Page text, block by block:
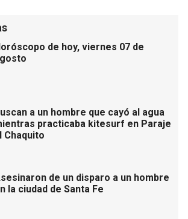
de hoy, viernes 07 de
a un hombre que cayó al agua
practicaba kitesurf en Paraje
Chaquito
de un disparo a un hombre
la ciudad de Santa Fe